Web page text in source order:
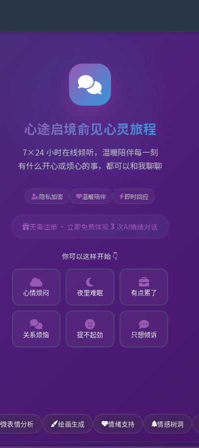
心途启境俞见心灵旅程
7×24 小时在线倾听，温暖陪伴每一刻
有什么开心或烦心的事，都可以和我聊聊
隐私加密 温暖陪伴 即时回应
无需注册 · 立即免费体验 3 次AI情绪对话
你可以这样开始 👇
心情烦闷 夜里难眠 有点累了
关系烦恼 提不起劲 只想倾诉
微表情分析 绘画生成 情绪支持 情感树洞